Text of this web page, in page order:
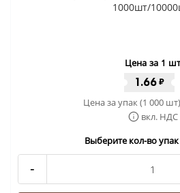
1000шт/
Цена за 1 шт
1.66₽
Цена за упак (1 000
вкл. НДС
Выберите кол-во
-